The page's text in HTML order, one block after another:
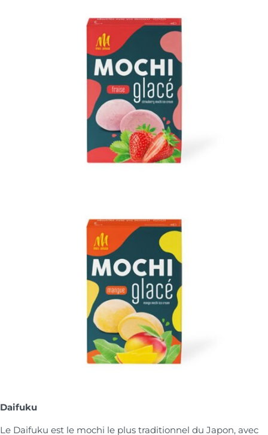
Daifuku
Le Daifuku est le mochi le plus traditionnel du Japon, avec